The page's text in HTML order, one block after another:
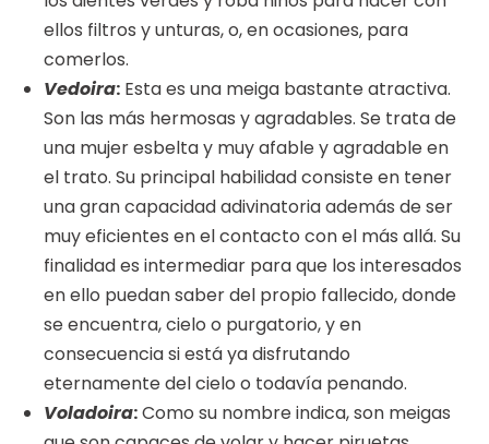
ellos filtros y unturas, o, en ocasiones, para
comerlos.
Vedoira: Esta es una meiga bastante atractiva.
Son las más hermosas y agradables. Se trata de
una mujer esbelta y muy afable y agradable en
el trato. Su principal habilidad consiste en tener
una gran capacidad adivinatoria además de ser
muy eficientes en el contacto con el más allá. Su
finalidad es intermediar para que los interesados
en ello puedan saber del propio fallecido, donde
se encuentra, cielo o purgatorio, y en
consecuencia si está ya disfrutando
eternamente del cielo o todavía penando.
Voladoira:Como su nombre indica, son meigas